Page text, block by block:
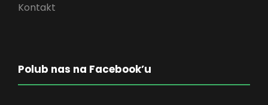
Kontakt
Polub nas na Facebook’u